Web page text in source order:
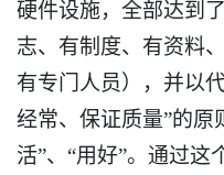
硬件设施，全部达到
志、有制度、有资料
有专门人员），并以
经常、保证质量”的原
活”、“用好”。通过这